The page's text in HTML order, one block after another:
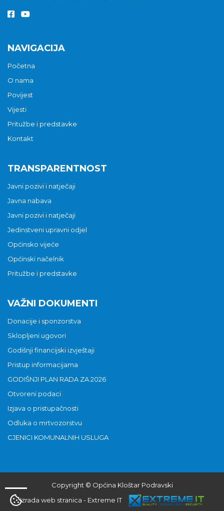
NAVIGACIJA
Početna
O nama
Povijest
Vijesti
Pritužbe i predstavke
Kontakt
TRANSPARENTNOST
Javni pozivi i natječaji
Javna nabava
Javni pozivi i natječaji
Jedinstveni upravni odjel
Općinsko vijeće
Općinski načelnik
Pritužbe i predstavke
VAŽNI DOKUMENTI
Donacije i sponzorstva
Sklopljeni ugovori
Godišnji financijski izvještaji
Pristup informacijama
GODIŠNJI PLAN RADA ZA 2026
Otvoreni podaci
Izjava o pristupačnosti
Odluka o mrtvozorstvu
CJENICI KOMUNALNIH USLUGA
Copyright © Općina Kloštar Podravski
Izrada web stranica - Extreme IT